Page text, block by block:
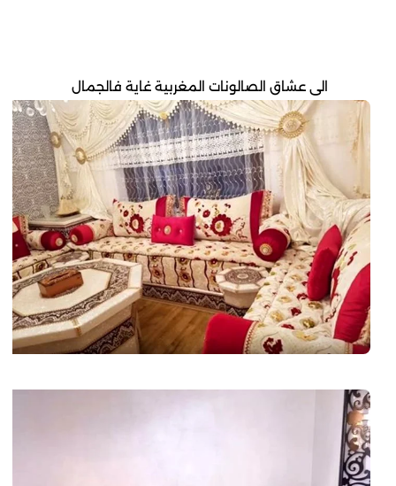
الى عشاق الصالونات المغربية غاية فالجمال